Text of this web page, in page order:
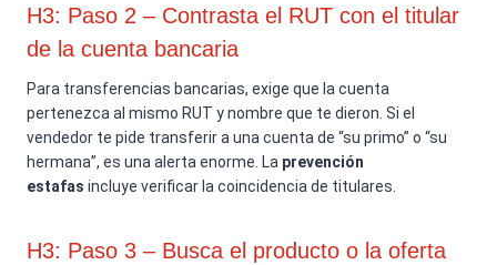
H3: Paso 2 – Contrasta el RUT con el titular
de la cuenta bancaria
Para transferencias bancarias, exige que la cuenta
pertenezca al mismo RUT y nombre que te dieron. Si el
vendedor te pide transferir a una cuenta de “su primo” o “su
hermana”, es una alerta enorme. La prevención
estafas incluye verificar la coincidencia de titulares.
H3: Paso 3 – Busca el producto o la oferta